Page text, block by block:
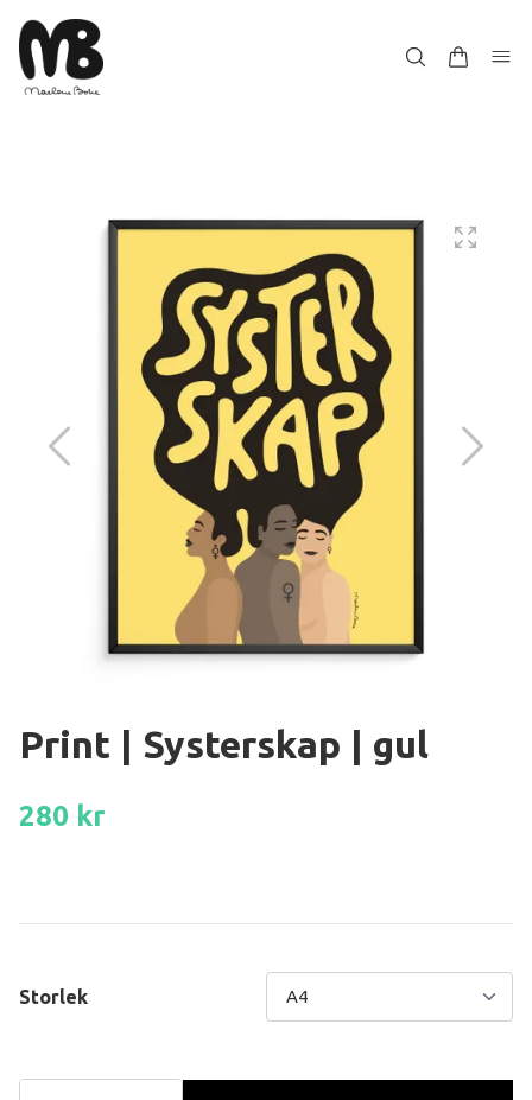
Print | Systerskap | gul
280 kr
Storlek